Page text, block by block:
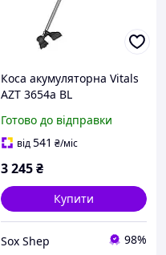
Коса акумуляторна Vitals
AZT 3654a BL
Готово до відправки
від541 ₴/міс
3 245₴
Купити
Sox Shep 98%